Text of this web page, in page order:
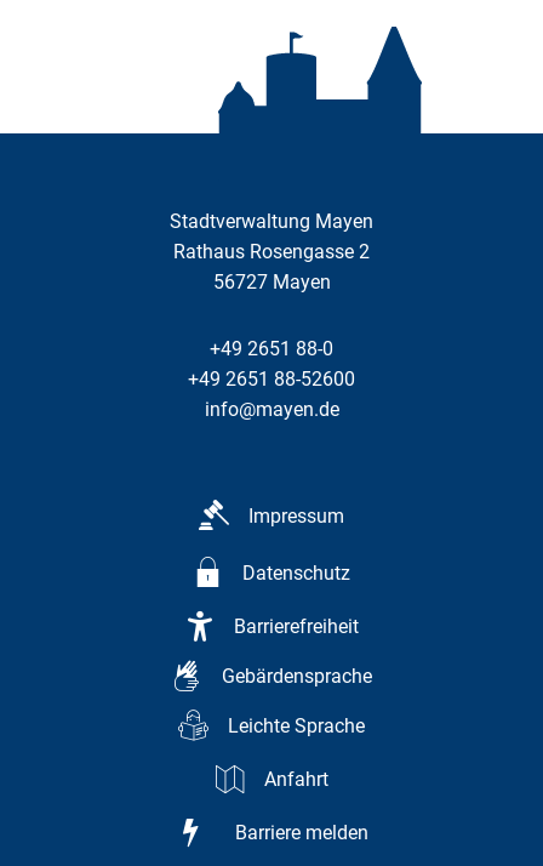
Stadtverwaltung Mayen
Rathaus Rosengasse 2
56727 Mayen
+49 2651 88-0
+49 2651 88-52600
info@mayen.de
Impressum
Datenschutz
Barrierefreiheit
Gebärdensprache
Leichte Sprache
Anfahrt
Barriere melden